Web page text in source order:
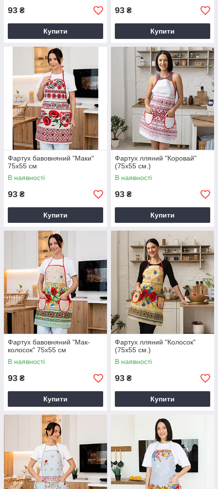
93 ₴
Купити
93 ₴
Купити
Фартух бавовняний "Маки"
75х55 см
В наявності
93 ₴
Купити
Фартух лляний "Коровай"
(75х55 см.)
В наявності
93 ₴
Купити
Фартух бавовняний "Мак-
колосок" 75х55 см
В наявності
93 ₴
Купити
Фартух лляний "Колосок"
(75х55 см.)
В наявності
93 ₴
Купити